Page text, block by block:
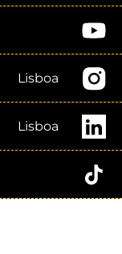
Lisboa
Lisboa